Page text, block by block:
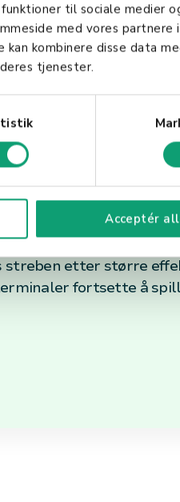
til sociale medier
med vores partnere
kombinere disse data
tjenester.
Acceptér
batterilevetid, bedre
utvidet deres
of Things) har også
være deres evne til å
av mobilitet,
streben etter større
fortsette å